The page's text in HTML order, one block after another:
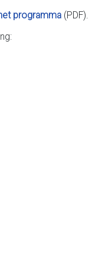
programma(PDF).